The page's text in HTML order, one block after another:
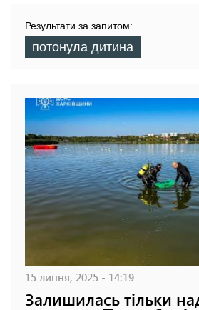
Результати за запитом:
потонула дитина
15 липня, 2025 - 14:19
Залишилась тільки